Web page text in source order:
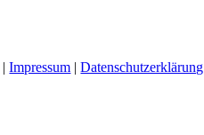
|Impressum |Datenschutzerklärung